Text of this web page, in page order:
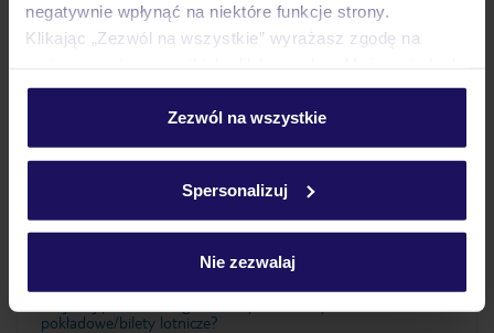
negatywnie wpłynąć na niektóre funkcje strony.
Klikając „Zezwól na wszystkie” wyrażasz zgodę na
personalizować swój wybór wchodząc w zakładkę
Szczegółowe informacje o plikach cookie znajdziesz
Zezwól na wszystkie
Spersonalizuj
Nie zezwalaj
Atrakcje
Ważne informacje
Często zadawane pytania
Jak zmienić uczestników/osobę zgłaszającą?
Czy w Hotelu będzie przedstawiciel TUI?
pokładowe/bilety lotnicze?